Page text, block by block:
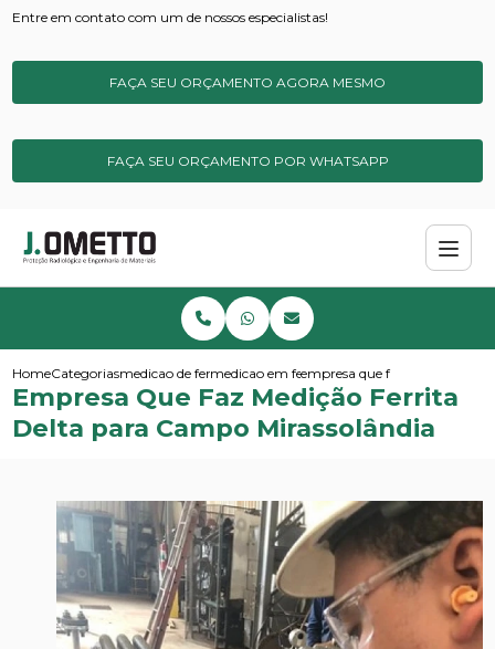
Entre em contato com um de nossos especialistas!
FAÇA SEU ORÇAMENTO AGORA MESMO
FAÇA SEU ORÇAMENTO POR WHATSAPP
HomeCategoriasmedicao de ferritamedicao em ferrita deltaempresa que faz medicao
Empresa Que Faz Medição Ferrita
Delta para Campo Mirassolândia